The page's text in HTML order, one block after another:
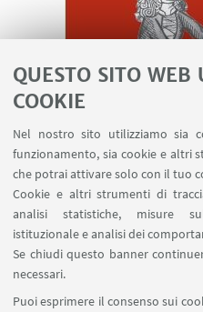
QUESTO SITO WEB
COOKIE
Nel nostro sito utilizziamo sia
funzionamento, sia cookie e altri
che potrai attivare solo con il tuo
Cookie e altri strumenti di
analisi statistiche, misure
istituzionale e analisi dei
Se chiudi questo banner
necessari.
Puoi esprimere il consenso sui
Kahlil Gibran
È quando fate dono di
veramente